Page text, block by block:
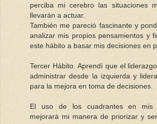
perciba mi cerebro las situaciones
llevarán a actuar.
También me pareció fascinante y
analizar mis propios pensamientos y
este hábito a basar mis decisiones en
Tercer Hábito. Aprendí que el
administrar desde la izquierda y
para la mejora en toma de decisiones.
El uso de los cuadrantes en mis
mejorará mi manera de priorizar y